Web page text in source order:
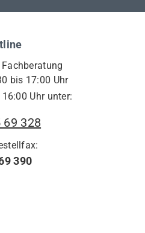
bis 17:00 Uhr
Uhr unter:
69 328
390